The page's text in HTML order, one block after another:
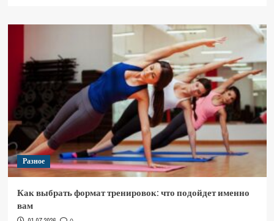
Разное
Как выбрать формат тренировок: что подойдет именно
вам